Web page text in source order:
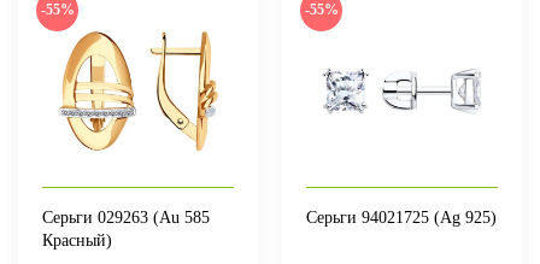
-55%
Серьги 029263 (Au 585
Красный)
-55%
Серьги 94021725 (Ag 925)